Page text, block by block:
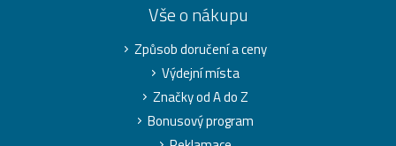
Vše o nákupu
Způsob doručení a ceny
Výdejní místa
Značky od A do Z
Bonusový program